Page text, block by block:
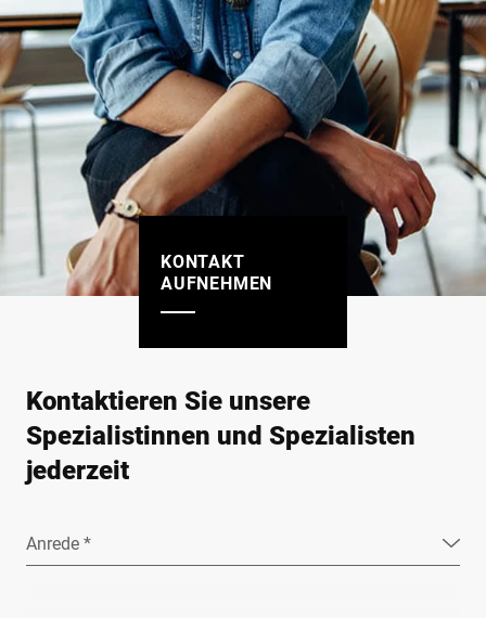
KONTAKT
AUFNEHMEN
Kontaktieren Sie unsere
Spezialistinnen und Spezialisten
jederzeit
Anrede *